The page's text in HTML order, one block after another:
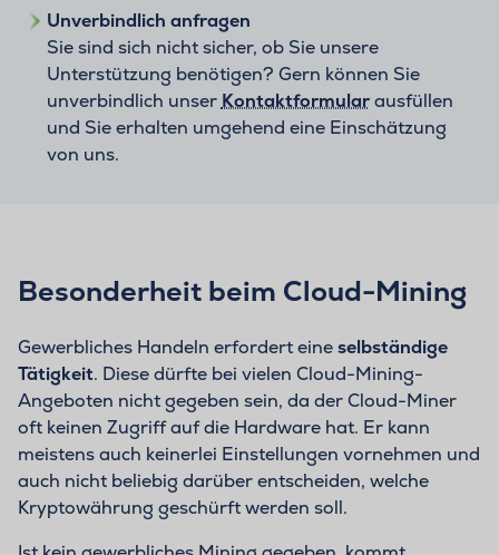
Unverbindlich anfragen
Sie sind sich nicht sicher, ob Sie unsere
Unterstützung benötigen? Gern können Sie
unverbindlich unser Kontaktformularausfüllen
und Sie erhalten umgehend eine Einschätzung
von uns.
Besonderheit beim Cloud-Mining
Gewerbliches Handeln erfordert eineselbständige
Tätigkeit. Diese dürfte bei vielen Cloud-Mining-
Angeboten nicht gegeben sein, da der Cloud-Miner
oft keinen Zugriff auf die Hardware hat. Er kann
meistens auch keinerlei Einstellungen vornehmen und
auch nicht beliebig darüber entscheiden, welche
Kryptowährung geschürft werden soll.